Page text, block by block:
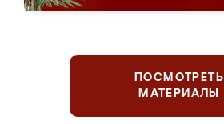
ПОСМОТРЕТЬ
МАТЕРИАЛЫ